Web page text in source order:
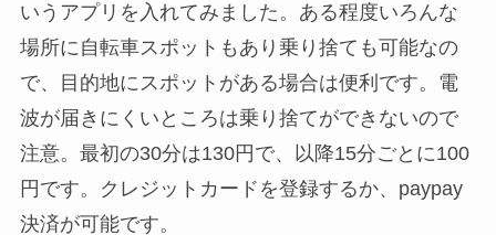
いうアプリを入れてみました。ある程度いろんな
場所に自転車スポットもあり乗り捨ても可能なの
で、目的地にスポットがある場合は便利です。電
波が届きにくいところは乗り捨てができないので
注意。最初の30分は130円で、以降15分ごとに100
円です。クレジットカードを登録するか、paypay
決済が可能です。